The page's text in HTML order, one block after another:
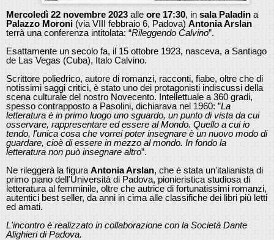
Mercoledì 22 novembre 2023 alle ore 17:30, in sala Paladin a
Palazzo Moroni (via VIII febbraio 6, Padova) Antonia Arslan
terrà una conferenza intitolata: “Rileggendo Calvino”.
Esattamente un secolo fa, il 15 ottobre 1923, nasceva, a Santiago
de Las Vegas (Cuba), Italo Calvino.
Scrittore poliedrico, autore di romanzi, racconti, fiabe, oltre che di
notissimi saggi critici, è stato uno dei protagonisti indiscussi della
scena culturale del nostro Novecento. Intellettuale a 360 gradi,
spesso contrapposto a Pasolini, dichiarava nel 1960: ”La
letteratura è in primo luogo uno sguardo, un punto di vista da cui
osservare, rappresentare ed essere al Mondo. Quello a cui io
tendo, l'unica cosa che vorrei poter insegnare è un nuovo modo di
guardare, cioè di essere in mezzo al mondo. In fondo la
letteratura non può insegnare altro”.
Ne rileggerà la figura Antonia Arslan, che è stata un'italianista di
primo piano dell'Università di Padova, pionieristica studiosa di
letteratura al femminile, oltre che autrice di fortunatissimi romanzi,
autentici best seller, da anni in cima alle classifiche dei libri più letti
ed amati.
L'incontro è realizzato in collaborazione con la Società Dante
Alighieri di Padova.